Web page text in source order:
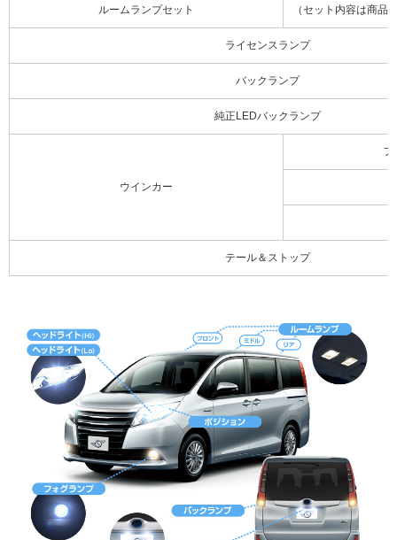
ルームランプセット
（セット内容は商品
ライセンスランプ
バックランプ
純正LEDバックランプ
ウインカー
フ
テール＆ストップ